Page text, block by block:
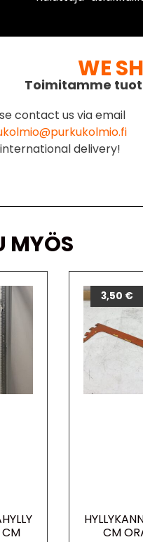
WE
Toimitamme
contact us via email
delivery!
MYÖS
CM
3,50 €